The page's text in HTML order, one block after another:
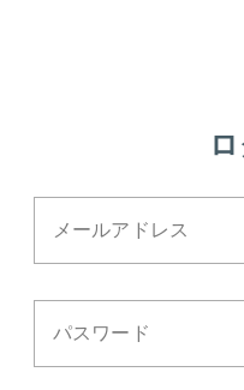
メールアドレス
パスワード